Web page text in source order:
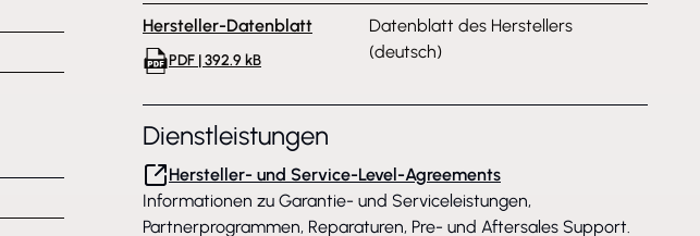
Hersteller-Datenblatt
PDF | 392.9 kB
Datenblatt des Herstellers
(deutsch)
Dienstleistungen
Hersteller- und Service-Level-Agreements
Informationen zu Garantie- und Serviceleistungen,
Partnerprogrammen, Reparaturen, Pre- und Aftersales Support.